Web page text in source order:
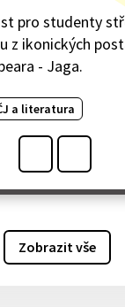
pro studenty
z ikonických
- Jaga.
a literatura
Zobrazit vše